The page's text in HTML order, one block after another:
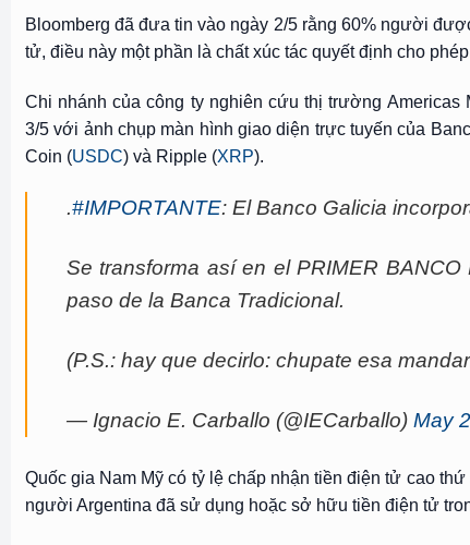
Bloomberg đã đưa tin vào ngày 2/5 rằng 60% người
tử, điều này một phần là chất xúc tác quyết định cho
Chi nhánh của công ty nghiên cứu thị trường Americas
3/5 với ảnh chụp màn hình giao diện trực tuyến của
Coin (USDC) và Ripple (XRP).
.#IMPORTANTE: El Banco Galicia
Se transforma así en el PRIMER
paso de la Banca Tradicional.
(P.S.: hay que decirlo: chupate esa
— Ignacio E. Carballo (@IECarballo) May
Quốc gia Nam Mỹ có tỷ lệ chấp nhận tiền điện tử cao
người Argentina đã sử dụng hoặc sở hữu tiền điện tử